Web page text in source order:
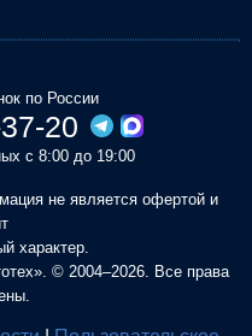
по России
20
с 8:00 до 19:00
не является офертой и
характер.
© 2004–2026. Все права